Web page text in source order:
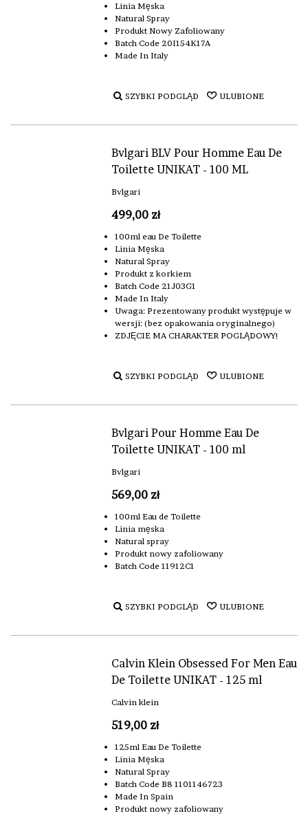
Linia Męska
Natural Spray
Produkt Nowy Zafoliowany
Batch Code 20I154K17A
Made In Italy
SZYBKI PODGLĄD ULUBIONE
Bvlgari BLV Pour Homme Eau De
Toilette UNIKAT - 100 ML
Bvlgari
499,00 zł
100ml eau De Toilette
Linia Męska
Natural Spray
Produkt z korkiem
Batch Code 21J03G1
Made In Italy
Uwaga: Prezentowany produkt występuje w
wersji: (bez opakowania oryginalnego)
ZDJĘCIE MA CHARAKTER POGLĄDOWY!
SZYBKI PODGLĄD ULUBIONE
Bvlgari Pour Homme Eau De
Toilette UNIKAT - 100 ml
Bvlgari
569,00 zł
100ml Eau de Toilette
Linia męska
Natural spray
Produkt nowy zafoliowany
Batch Code 11912C1
SZYBKI PODGLĄD ULUBIONE
Calvin Klein Obsessed For Men Eau
De Toilette UNIKAT - 125 ml
Calvin klein
519,00 zł
125ml Eau De Toilette
Linia Męska
Natural Spray
Batch Code B8 1101146723
Made In Spain
Produkt nowy zafoliowany